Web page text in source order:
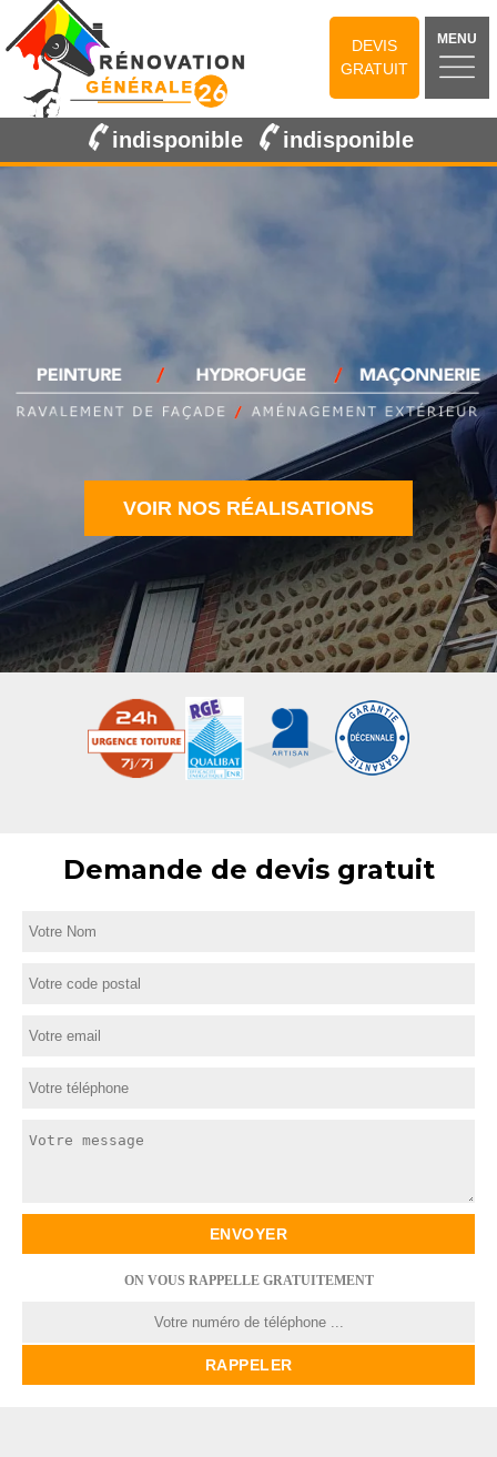
DEVIS
GRATUIT
MENU
indisponible indisponible
VOIR NOS RÉALISATIONS
Demande de devis gratuit
ON VOUS RAPPELLE GRATUITEMENT